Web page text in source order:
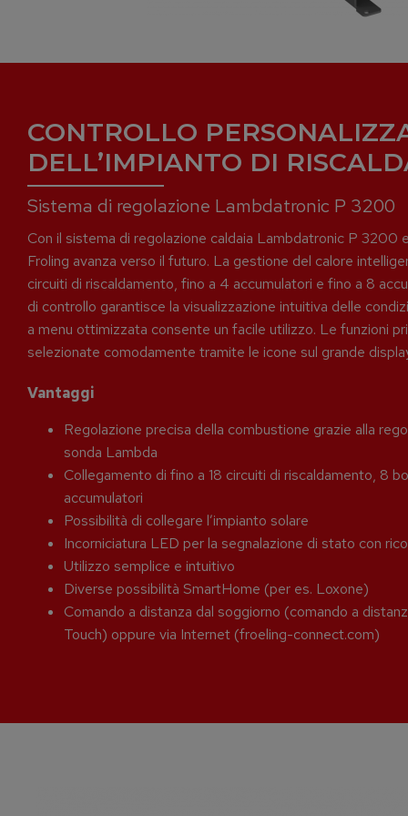
CONTROLLO
DELL’IMPIANTO DI
Sistema di regolazione Lambdatronic P 3200
Con il sistema di regolazione caldaia Lambdatronic P 3200
Froling avanza verso il futuro. La gestione del calore
circuiti di riscaldamento, fino a 4 accumulatori e fino a 8
di controllo garantisce la visualizzazione intuitiva delle
a menu ottimizzata consente un facile utilizzo. Le funzioni
selezionate comodamente tramite le icone sul grande
Vantaggi
Regolazione precisa della combustione grazie alla
sonda Lambda
Collegamento di fino a 18 circuiti di riscaldamento, 8
accumulatori
Possibilità di collegare l’impianto solare
Incorniciatura LED per la segnalazione di stato con
Utilizzo semplice e intuitivo
Diverse possibilità SmartHome (per es. Loxone)
Comando a distanza dal soggiorno (comando a
Touch) oppure via Internet (froeling-connect.com)